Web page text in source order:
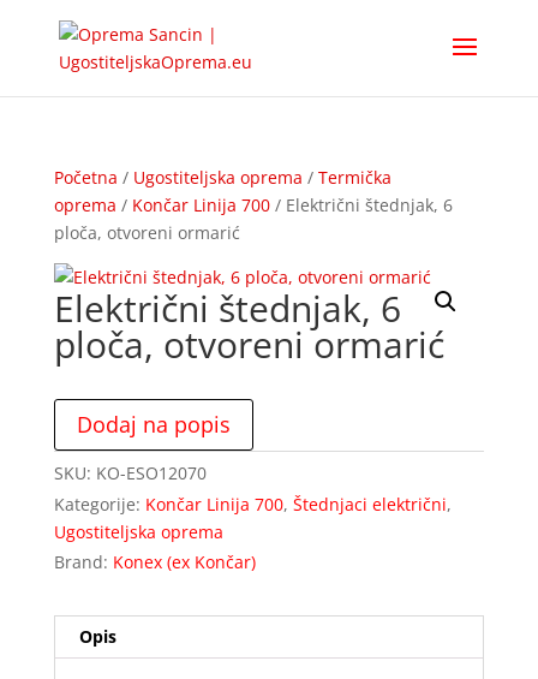
Početna / Ugostiteljska oprema / Termička
oprema / Končar Linija 700/ Električni štednjak, 6
ploča, otvoreni ormarić
Električni štednjak, 6
ploča, otvoreni ormarić
Dodaj na popis
SKU: KO-ESO12070
Kategorije: Končar Linija 700, Štednjaci električni,
Ugostiteljska oprema
Brand: Konex (ex Končar)
Opis